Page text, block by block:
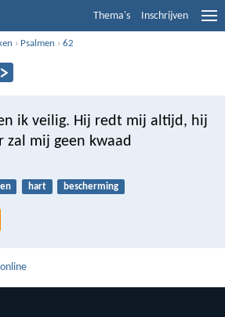
Thema's Inschrijven
› Psalmen ›62
ik veilig. Hij redt mij altijd, hij
zal mij geen kwaad
hart bescherming
online